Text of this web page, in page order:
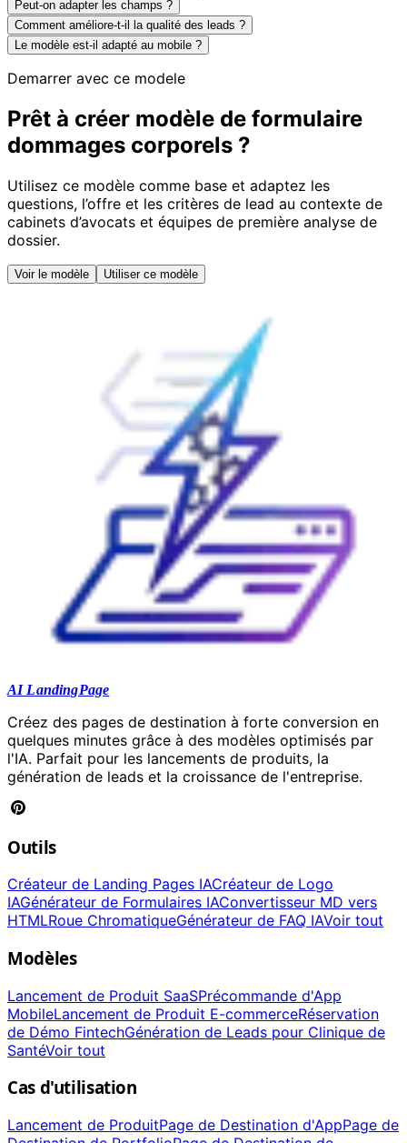
Peut-on adapter les champs ?
Comment améliore-t-il la qualité des leads ?
Le modèle est-il adapté au mobile ?
Demarrer avec ce modele
Prêt à créer modèle de formulaire
dommages corporels ?
Utilisez ce modèle comme base et adaptez les
questions, l’offre et les critères de lead au contexte de
cabinets d’avocats et équipes de première analyse de
dossier.
Voir le modèle Utiliser ce modèle
AI LandingPage
Créez des pages de destination à forte conversion en
quelques minutes grâce à des modèles optimisés par
l'IA. Parfait pour les lancements de produits, la
génération de leads et la croissance de l'entreprise.
Outils
Créateur de Landing Pages IACréateur de Logo
IAGénérateur de Formulaires IAConvertisseur MD vers
HTMLRoue ChromatiqueGénérateur de FAQ IAVoir tout
Modèles
Lancement de Produit SaaSPrécommande d'App
MobileLancement de Produit E-commerceRéservation
de Démo FintechGénération de Leads pour Clinique de
SantéVoir tout
Cas d'utilisation
Lancement de ProduitPage de Destination d'AppPage de